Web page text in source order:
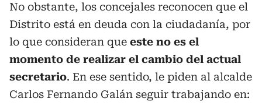
No obstante, los concejales reconocen que el
Distrito está en deuda con la ciudadanía, por
lo que consideran que este no es el
momento de realizar el cambio del actual
secretario. En ese sentido, le piden al alcalde
Carlos Fernando Galán seguir trabajando en: